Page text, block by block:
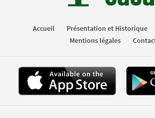
Accueil Présentation et Historique
Mentions légales